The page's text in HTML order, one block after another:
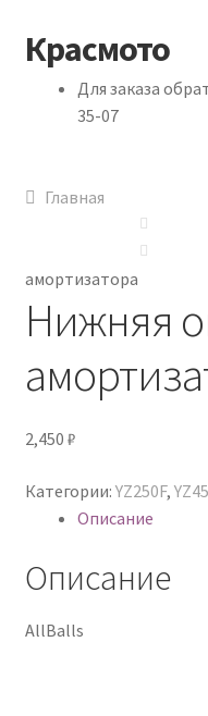
Перейти к навигации
Перейти к содержимому
Красмото
Главная
Для заказа
35-07
Главная
амортизатора
Нижняя
2,450 ₽
Категории: YZ250F,
Описание
Описание
AllBalls